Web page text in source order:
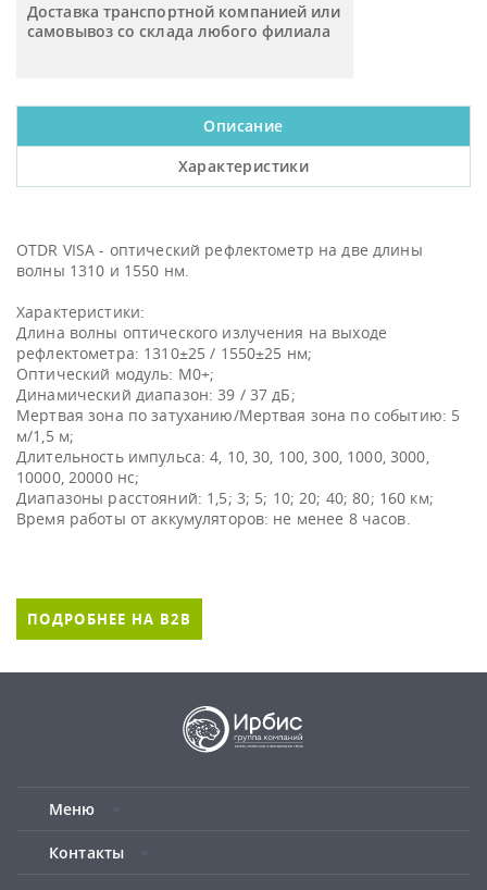
Доставка транспортной компанией или
самовывоз со склада любого филиала
Описание
Характеристики
OTDR VISA - оптический рефлектометр на две длины
волны 1310 и 1550 нм.
Характеристики:
Длина волны оптического излучения на выходе
рефлектометра: 1310±25 / 1550±25 нм;
Оптический модуль: М0+;
Динамический диапазон: 39 / 37 дБ;
Мертвая зона по затуханию/Мертвая зона по событию: 5
м/1,5 м;
Длительность импульса: 4, 10, 30, 100, 300, 1000, 3000,
10000, 20000 нс;
Диапазоны расстояний: 1,5; 3; 5; 10; 20; 40; 80; 160 км;
Время работы от аккумуляторов: не менее 8 часов.
ПОДРОБНЕЕ НА B2B
Меню
Контакты